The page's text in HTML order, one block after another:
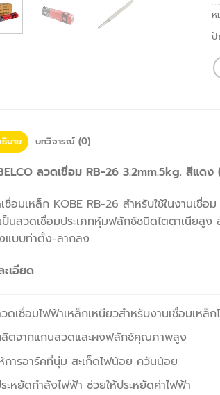
ป้
บาย บทวิจารณ์ (0)
ลวดเชื่อม RB-26 3.2mm.5kg. สีแด
ชื่อมเหล็ก KOBE RB-26 สำหรับใช้ในงานเชื่อ
ป็นลวดเชื่อมประเภทหุ้มฟลักซ์ชนิดไตตาเนียสูง
แบบท่าตั้ง-ลากลง
ะเอียด
ดเชื่อมไฟฟ้าเหล็กเหนียวสำหรับงานเชื่อมเหล็ก
ตจากแกนลวดและผงฟลักซ์คุณภาพสูง
การอาร์คที่นุ่ม สะเก็ดไฟน้อย ควันน้อย
ะหยัดกำลังไฟฟ้า ช่วยให้ประหยัดค่าไฟฟ้า